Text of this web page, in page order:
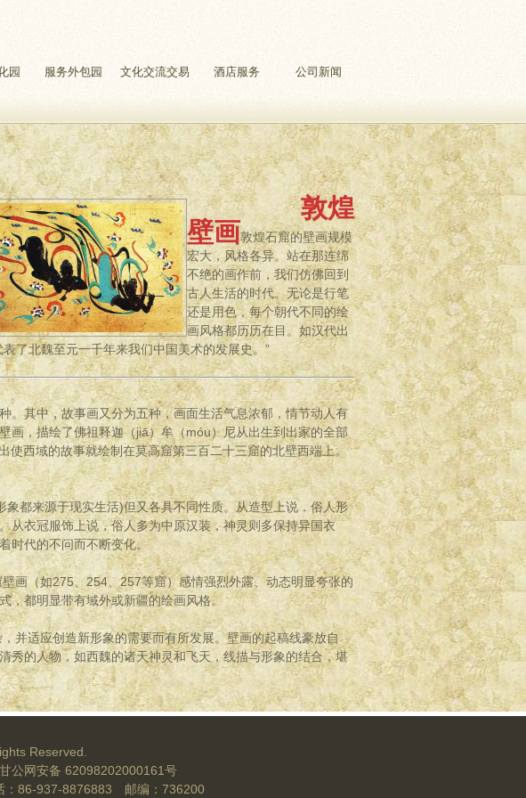
园 服务外包园 文化交流交易 酒店服务 公司新闻
敦煌
壁画敦煌石窟的壁画规模
宏大，风格各异。站在那连绵
不绝的画作前，我们仿佛回到
古人生活的时代。无论是行笔
还是用色，每个朝代不同的绘
画风格都历历在目。如汉代出
了北魏至元一千年来我们中国美术的发展史。”
其中，故事画又分为五种，画面生活气息浓郁，情节动人有
画，描绘了佛祖释迦（jiā）牟（móu）尼从出生到出家的全部
使西域的故事就绘制在莫高窟第三百二十三窟的北壁西端上。
都来源于现实生活)但又各具不同性质。从造型上说．俗人形
从衣冠服饰上说，俗人多为中原汉装，神灵则多保持异国衣
时代的不问而不断变化。
（如275、254、257等窟）感情强烈外露、动态明显夸张的
，都明显带有域外或新疆的绘画风格。
适应创造新形象的需要而有所发展。壁画的起稿线豪放自
秀的人物，如西魏的诸天神灵和飞天，线描与形象的结合，堪
Reserved.
公网安备 62098202000161号
：86-937-8876883 邮编：736200